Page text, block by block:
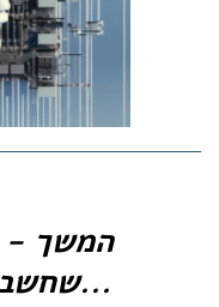
המשך -
שחשבנו שיכול לעניין אותך...